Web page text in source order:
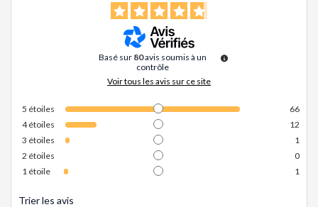
Basé sur 80avis soumis à un
contrôle
Voir tous les avis sur ce site
5 étoiles
66
4étoiles
12
3 étoiles
1
2 étoiles
0
1 étoile 1
Trier les avis